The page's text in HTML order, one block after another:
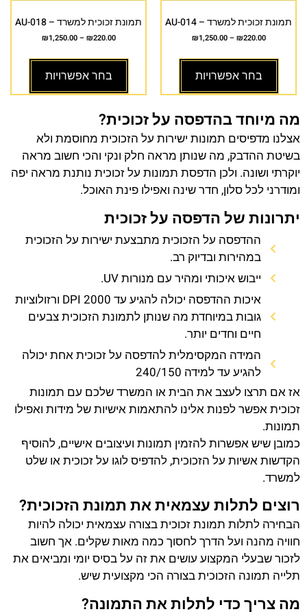
תמונת זכוכית למשרד – AU-014
₪220.00
–
₪1,250.00
בחר אפשרויות
תמונת זכוכית למשרד – AU-018
₪220.00
–
₪1,250.00
בחר אפשרויות
מה מיוחד בהדפסה על זכוכית?
אצלנו מדפיסים תמונות ישירות על הזכוכית מחוסמת ולא
בשיטת ההדבק, מה שנותן מראה חלק ונקי והכי חשוב מראה
יוקרתי ושונה. ולכן הדפסת תמונות על זכוכית נותנת מראה יפה
ומודרני לכל סלון, חדר שינה ואפילו פינת האוכל.
יתרונות של הדפסה על זכוכית
ההדפסה על הזכוכית מתבצעת ישירות על הזכוכית
במהירות ובדיוק רב.
ייבוש איכותי ומהיר עם מנורות UV.
איכות ההדפסה יכולה להגיע עד 2000 DPI ורזולוציות
גובות במיוחדת מה שנותן לתמונת הזכוכית צבעים
חיים וחדים יותר.
המידה המקסימלית להדפסה על זכוכית אחת יכולה
להגיע עד למידה 240/150
אז אם תרצו לעצב את הבית או המשרד שלכם עם תמונות
זכוכית אפשר לפנות אלינו להתאמות אישיות של מידות ואפילו
תמונות.
כמובן שיש אפשרות להזמין תמונות ועיצובים אישיים, להוסיף
הקדשות אשיות על הזכוכית, להדפיס לוגו על זכוכית או שלט
למשרד.
רוצים לתלות עצמאית את תמונת הזכוכית?
הבחירה לתלות תמונת זכוכית בצורה עצמאית יכולה להיות
חוויה מהנה ועל הדרך לחסוך כמה מאות שקלים. אך חשוב
לזכור שבעלי המקצוע עושים את זה על בסיס יומי ומביאים את
תלייה תמונה הזכוכית בצורה הכי מקצועית שיש.
מה צריך כדי לתלות את התמונה?